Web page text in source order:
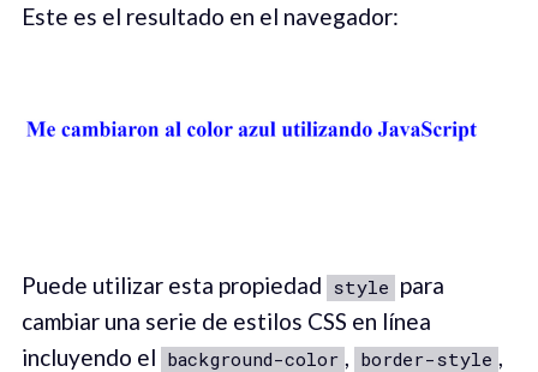
Este es el resultado en el navegador:
Puede utilizar esta propiedad style para
cambiar una serie de estilos CSS en línea
incluyendo el background-color border-style